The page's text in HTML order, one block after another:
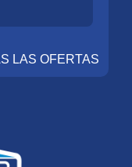
LAS OFERTAS